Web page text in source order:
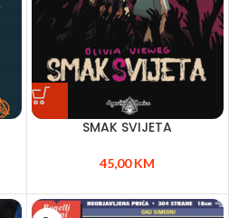
SMAK SVIJETA
45,00KM